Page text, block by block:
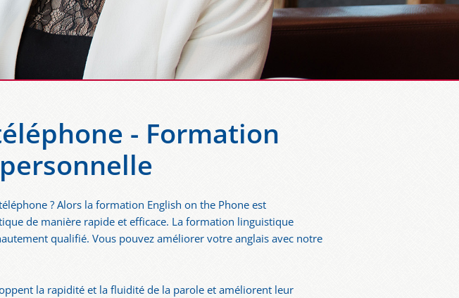
- Formation
? Alors la formation English on the Phone est
de manière rapide et efficace. La formation linguistique
qualifié. Vous pouvez améliorer votre anglais avec notre
la rapidité et la fluidité de la parole et améliorent leur